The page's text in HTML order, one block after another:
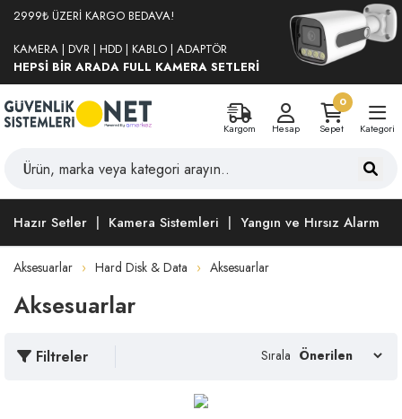
2999₺ ÜZERİ KARGO BEDAVA!
KAMERA | DVR | HDD | KABLO | ADAPTÖR
HEPSİ BİR ARADA FULL KAMERA SETLERİ
Kargom Hesap
0
Sepet
Kategori
Hazır Setler Kamera Sistemleri Yangın ve Hırsız Alarm
Aksesuarlar Hard Disk & Data Aksesuarlar
Aksesuarlar
Filtreler Sırala